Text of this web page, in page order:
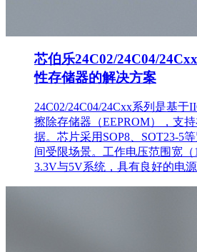
芯伯乐24C02/24C04/
性存储器的解决方案
24C02/24C04/24Cxx系列是基
擦除存储器（EEPROM），支
据。芯片采用SOP8、SOT23-5
间受限场景。工作电压范围宽
3.3V与5V系统，具有良好的电源